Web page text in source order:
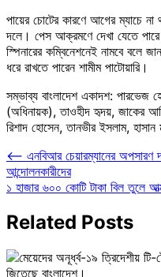
পায়ের চোটের কারণে আগের ম্যাচে
দলে। পেস আক্রমণে দেখা যেতে
স্পিনারের কম্বিনেশনেই নামবে বলে
ধরে রাখতে পারেন শামীম পাটোয়ারি।
সম্ভাব্য বাংলাদেশ একাদশ: পারভেজ
(অধিনায়ক), তাওহীদ হৃদয়, জাকের
রিশাদ হোসেন, তানভীর ইসলাম,
Post
navigation
⟵ এনবিআর চেয়ারম্যানের
আন্দোলনকারীদের
১ হাজার ৬০০ কোটি টাকা বিল তুলে
Related Posts